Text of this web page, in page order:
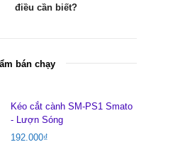
điều cần biết?
bán chạy
Kéo cắt cành SM-PS1 Smato
- Lượn Sóng
192.000₫